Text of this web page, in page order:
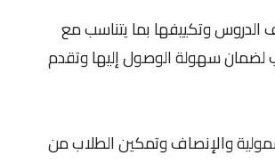
الدروس وتكييفها بما يتناسب مع
لضمان سهولة الوصول إليها وتقدم
والإنصاف وتمكين الطلاب من